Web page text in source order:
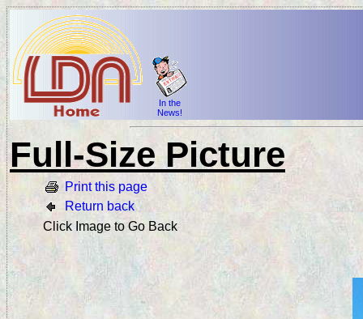
In the
News!
Full-Size Picture
Print this page
Return back
Click Image to Go Back